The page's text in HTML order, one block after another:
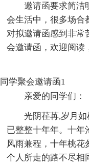
邀请函要求简洁
会生活中，很多场合
对拟邀请函感到非常
会邀请函，欢迎阅读
同学聚会邀请函1
亲爱的同学们：
光阴荏苒,岁月
已整整十年年。十年
风雨兼程，十年桃
个人所走的路不尽相